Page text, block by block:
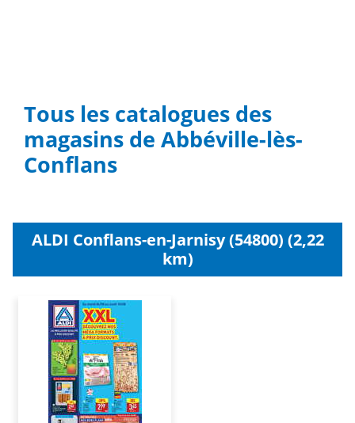
Tous les catalogues des
magasins de Abbéville-lès-
Conflans
ALDI Conflans-en-Jarnisy (54800) (2,22
km)